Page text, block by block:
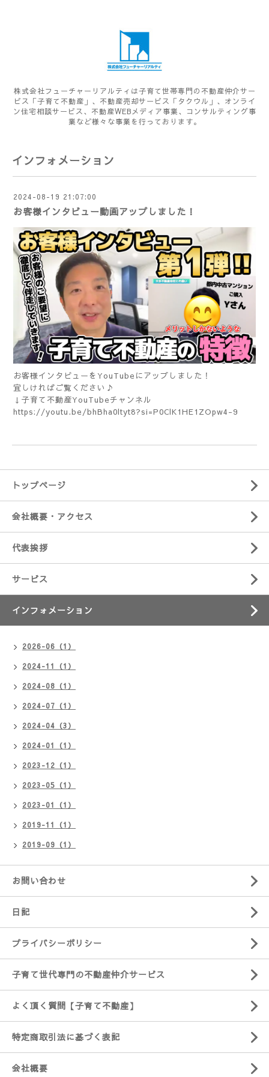
株式会社フューチャーリアルティは子育て世帯専門の不動産仲介サー
ビス「子育て不動産」、不動産売却サービス「タクウル」、オンライ
ン住宅相談サービス、不動産WEBメディア事業、コンサルティング事
業など様々な事業を行っております。
インフォメーション
2024-08-19 21:07:00
お客様インタビュー動画アップしました！
お客様インタビューをYouTubeにアップしました！
宜しければご覧ください♪
↓子育て不動産YouTubeチャンネル
https://youtu.be/bhBha0ltyt8?si=P0ClK1HE1ZOpw4-9
トップページ
会社概要・アクセス
代表挨拶
サービス
インフォメーション
2026-06（1）
2024-11（1）
2024-08（1）
2024-07（1）
2024-04（3）
2024-01（1）
2023-12（1）
2023-05（1）
2023-01（1）
2019-11（1）
2019-09（1）
お問い合わせ
日記
プライバシーポリシー
子育て世代専門の不動産仲介サービス
よく頂く質問【子育て不動産】
特定商取引法に基づく表記
会社概要